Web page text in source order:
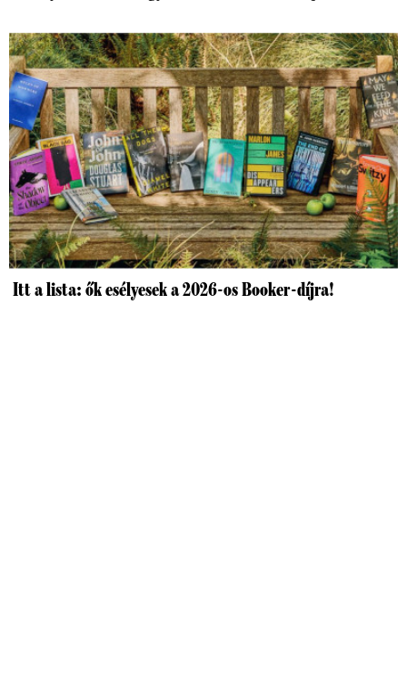
Itt a lista: ők esélyesek a 2026-os Booker-díjra!